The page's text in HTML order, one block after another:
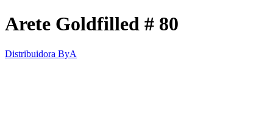
Arete Goldfilled # 80
Distribuidora ByA